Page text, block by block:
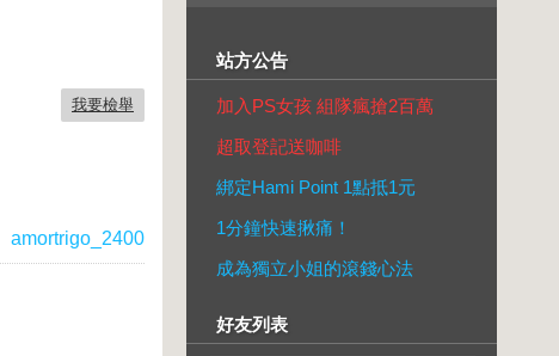
我要檢舉
amortrigo_2400
站方公告
加入PS女孩 組隊瘋搶2百萬
超取登記送咖啡
綁定Hami Point 1點抵1元
1分鐘快速揪痛！
成為獨立小姐的滾錢心法
好友列表